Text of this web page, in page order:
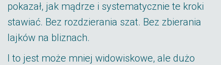
pokazał, jak mądrze i systematycznie te kroki
stawiać. Bez rozdzierania szat. Bez zbierania
lajków na bliznach.
I to jest może mniej widowiskowe, ale dużo